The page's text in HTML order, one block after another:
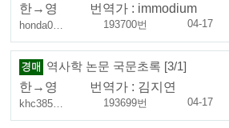
한→영
번역가 : immodium
honda0… 193700번 04-17
역사학 논문 국문초록 [3/1]
한→영
번역가 : 김지연
khc385… 193699번 04-17